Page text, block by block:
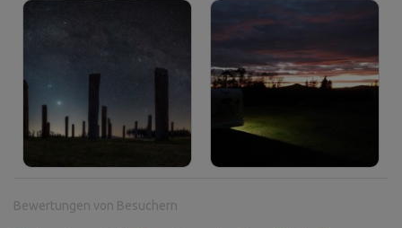
Bewertungen von Besuchern